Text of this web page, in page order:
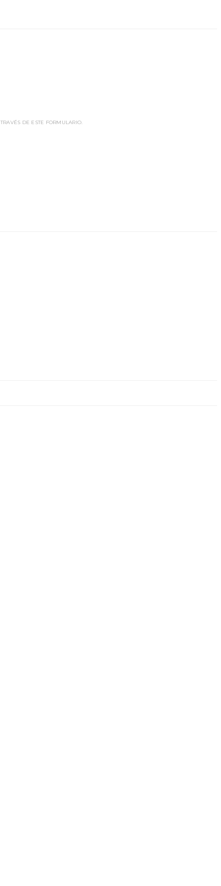
DE ESTE FORMULARIO.